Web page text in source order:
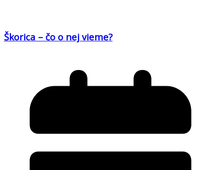
Škorica – čo o nej vieme?